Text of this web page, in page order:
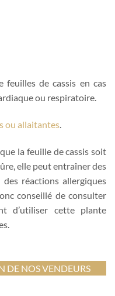
feuilles de cassis en cas
ou respiratoire.
ou allaitantes
la feuille de cassis soit
elle peut entraîner des
réactions allergiques
conseillé de consulter
d’utiliser cette plante
DE NOS VENDEURS